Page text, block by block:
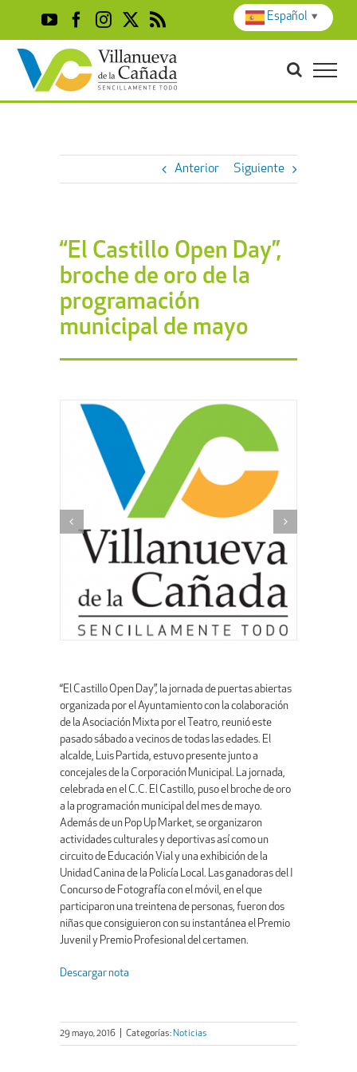
content
YouTubeFacebook
Instagram
X Rss
Anterior Siguiente
“El Castillo Open Day”,
broche de oro de la
programación
municipal de mayo
“El Castillo Open Day”, la jornada de puertas abiertas
organizada por el Ayuntamiento con la colaboración
de la Asociación Mixta por el Teatro, reunió este
pasado sábado a vecinos de todas las edades. El
alcalde, Luis Partida, estuvo presente junto a
concejales de la Corporación Municipal. La jornada,
celebrada en el C.C. El Castillo, puso el broche de oro
a la programación municipal del mes de mayo.
Además de un Pop Up Market, se organizaron
actividades culturales y deportivas así como un
circuito de Educación Vial y una exhibición de la
Unidad Canina de la Policía Local. Las ganadoras del I
Concurso de Fotografía con el móvil, en el que
participaron una treintena de personas, fueron dos
niñas que consiguieron con su instantánea el Premio
Juvenil y Premio Profesional del certamen.
Descargar nota
29 mayo, 2016 Categorías: Noticias
Español ▼